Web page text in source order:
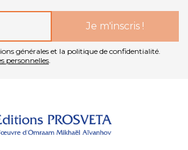
générales et la politique de confidentialité.
personnelles